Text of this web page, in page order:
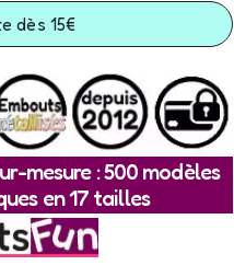
dès 15€
mesure : 500 modèles
en 17 tailles